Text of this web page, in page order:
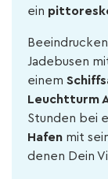
ein
Jadebusen
einem
Leuchtturm
Stunden bei
Hafen mit
denen Dein